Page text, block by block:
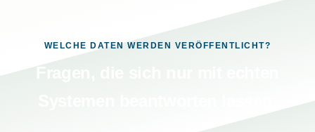
WELCHE DATEN WERDEN VERÖFFENTLICHT?